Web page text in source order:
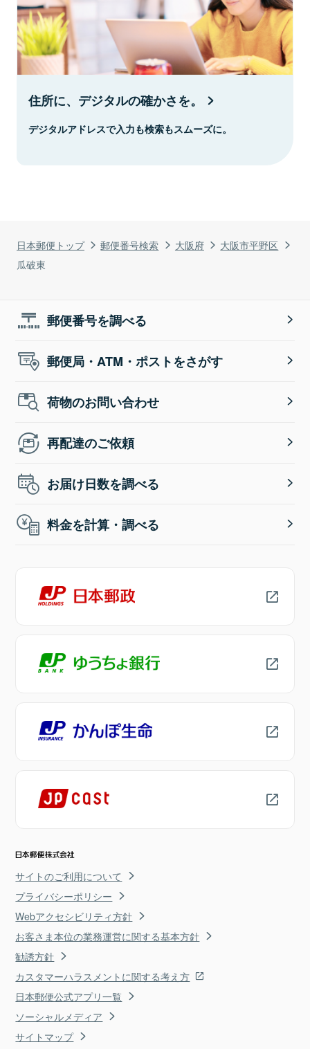
日本郵便トップ 郵便番号検索 大阪府
大阪市平野区
瓜破東
住所に、デジタルの確かさを。
デジタルアドレスで入力も検索もスムーズに。
郵便番号を調べる
郵便局・ATM・ポストをさがす
荷物のお問い合わせ
再配達のご依頼
お届け日数を調べる
料金を計算・調べる
サイトのご利用について
プライバシーポリシー
Webアクセシビリティ方針
お客さま本位の業務運営に関する基本方針
勧誘方針
カスタマーハラスメントに関する考え方
日本郵便公式アプリ一覧
ソーシャルメディア
サイトマップ